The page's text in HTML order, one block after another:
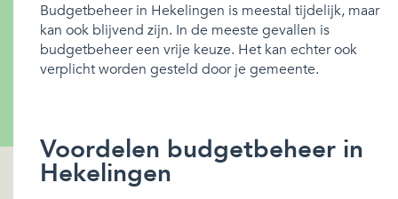
Budgetbeheer in Hekelingen is meestal tijdelijk, maar
kan ook blijvend zijn. In de meeste gevallen is
budgetbeheer een vrije keuze. Het kan echter ook
verplicht worden gesteld door je gemeente.
Voordelen budgetbeheer in
Hekelingen